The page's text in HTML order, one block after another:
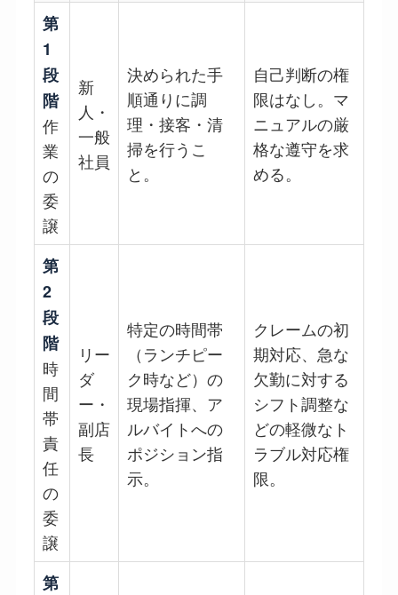
第
1
段
階
作
業
の
委
譲
新
人・
一般
社員
決められた手
順通りに調
理・接客・清
掃を行うこ
と。
自己判断の権
限はなし。マ
ニュアルの厳
格な遵守を求
める。
第
2
段
階
時
間
帯
責
任
の
委
譲
リー
ダ
ー・
副店
長
特定の時間帯
（ランチピー
ク時など）の
現場指揮、ア
ルバイトへの
ポジション指
示。
クレームの初
期対応、急な
欠勤に対する
シフト調整な
どの軽微なト
ラブル対応権
限。
第